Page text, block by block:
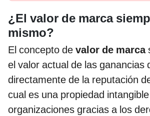
¿El valor de marca
mismo?
El concepto de valor de marca
el valor actual de las ganancias
directamente de la reputación
cual es una propiedad
organizaciones gracias a los